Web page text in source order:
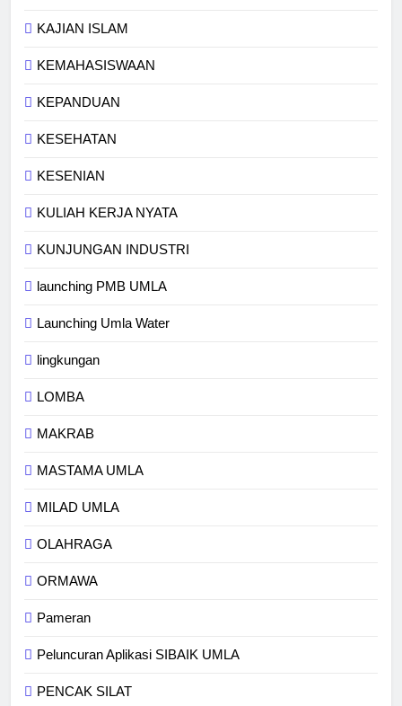
KAJIAN ISLAM
KEMAHASISWAAN
KEPANDUAN
KESEHATAN
KESENIAN
KULIAH KERJA NYATA
KUNJUNGAN INDUSTRI
launching PMB UMLA
Launching Umla Water
lingkungan
LOMBA
MAKRAB
MASTAMA UMLA
MILAD UMLA
OLAHRAGA
ORMAWA
Pameran
Peluncuran Aplikasi SIBAIK UMLA
PENCAK SILAT